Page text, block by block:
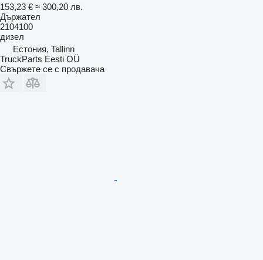
153,23 € ≈ 300,20 лв.
Държател
2104100
дизел
Естония, Tallinn
TruckParts Eesti OÜ
Свържете се с продавача